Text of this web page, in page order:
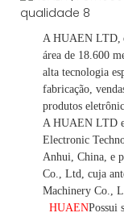
A HUAEN LTD,
área de 18.600
alta tecnologia
fabricação,
produtos
A HUAEN LTD
Electronic
Anhui, China, e
Co., Ltd, cuja
Machinery Co.,
HUAENPossui